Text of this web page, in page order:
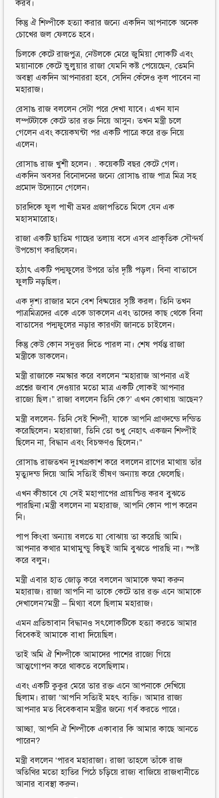
করব।
কিন্তু ঐ শিল্পীকে হত্যা করার জন্যে একদিন আপনাকে অনেক
চোখের জল ফেলতে হবে।
চিলকে কেটে রাজপুত্র, নেউলকে মেরে জুমিয়া লোকটি এবং
ময়ানাকে কেটে ভুলুয়ার রাজা যেমনি কষ্ট পেয়েছেন, তেমনি
অবস্থা একদিন আপনাররা হবে, সেদিন কেঁদেও কূল পাবেন না
মহারাজ।
রেসাঙ রাজ বললেন সেটা পরে দেখা যাবে। এখন যান
লম্পটটাকে কেটে তার রক্ত নিয়ে আসুন। তখন মন্ত্রী চলে
গেলেন এবং কয়েকঘন্টা পর একটি পাত্রে করে রক্ত নিয়ে
এলেন।
রোসাঙ রাজ খুশী হলেন। . কয়েকটি বছর কেটে গেল।
একদিন অবসর বিনোদনের জন্যে রোসাঙ রাজ পাত্র মিত্র সহ
প্রমোদ উদ্যোনে গেলেন।
চারদিকে ফুল পাখী ভ্রমর প্রজাপতিতে মিলে যেন এক
মহাসমারোহ।
রাজা একটি ছাতিম গাছের তলায় বসে এসব প্রাকৃতিক সৌন্দর্য
উপভোগ করছিলেন।
হঠাৎ একটি পদ্মফুলের উপরে তাঁর দৃষ্টি পড়ল। বিনা বাতাসে
ফুলটি নড়ছিল।
এক দৃশ্য রাজার মনে বেশ বিষ্ময়ের সৃষ্টি করল। তিনি তখন
পাত্রমিত্রদের একে একে ডাকলেন এবং তাদের কাছ থেকে বিনা
বাতাসের পদ্মফুলের নড়ার কারণটা জানতে চাইলেন।
কিন্তু কেউ কোন সদুত্তর দিতে পারল না। শেষ পর্যন্ত রাজা
মন্ত্রীকে ডাকলেন।
মন্ত্রী রাজাকে নমস্কার করে বললেন “মহারাজ আপনার এই
প্রশ্নের জবাব দেওয়ার মতো মাত্র একটি লোকই আপনার
রাজ্যে ছিল।” রাজা বললেন তিনি কে?’ এখন কোথায় আছেন?
মন্ত্রী বললেন- তিনি সেই শিল্পী, যাকে আপনি প্রাণদন্ডে দন্ডিত
করেছিলেন। মহারাজা, তিনি তো শুধু নেহাৎ একজন শিল্পীই
ছিলেন না, বিদ্ধান এবং বিচক্ষণও ছিলেন।”
রোসাঙ রাজতখন দুঃখপ্রকাশ করে বললেন রাগের মাথায় তাঁর
মৃত্যুদন্ড দিয়ে আমি সত্যিই ভীষণ অন্যায় করে ফেলেছি।
এখন কীভাবে যে সেই মহাপাপের প্রায়শ্চিত্ত করব বুঝতে
পারছিনা।মন্ত্রী বললেন না মহারাজ, আপনি কোন পাপ করেন
নি।
পাপ কিংবা অন্যায় বলতে যা বোঝায় তা করেছি আমি।
আপনার কথার মাথামুন্ডু কিছুই আমি বুঝতে পারছি না। স্পষ্ট
করে বলুন।
মন্ত্রী এবার হাত জোড় করে বললেন আমাকে ক্ষমা করুন
মহারাজ। রাজা আপনি না তাকে কেটে তার রক্ত এনে আমাকে
দেখালেন?মন্ত্রী – মিথ্যা বলে ছিলাম মহারাজ।
এমন প্রতিভাবান বিদ্ধানও সৎলোকটিকে হত্যা করতে আমার
বিবেকই আমাকে বাধা দিয়েছিল।
তাই অমি ঐ শিল্পীকে আমাদের পাশের রাজ্যে গিয়ে
আত্মগোপন করে থাকতে বলেছিলাম।
এবং একটি কুকুর মেরে তার রক্ত এনে আপনাকে দেখিয়ে
ছিলাম। রাজা ‘আপনি সত্যিই মহৎ ব্যক্তি। আমার রাজ্য
আপনার মত বিবেকবান মন্ত্রীর জন্যে গর্ব করতে পারে।
আচ্ছা, আপনি ঐ শিল্পীকে একাবার কি আমার কাছে আনতে
পারেন?
মন্ত্রী বললেন ‘পারব মহারাজা। রাজা তাহলে তাঁকে রাজ
অতিথির মতো হাতির পিঠে চড়িয়ে রাজ্য বাজিয়ে রাজধানীতে
আনার ব্যবস্থা করুন।